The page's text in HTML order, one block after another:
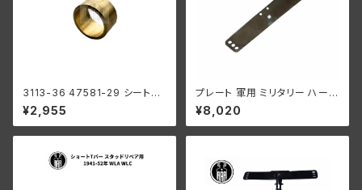
3113-36 47581-29 シートポ
スト ブッシング フレーム側 ハー
レーダビッドソン 1929-73年 D
L RL WL G 全年式
¥2,955
プレート 軍用 ミリタリー ハーレ
ー 1942-52年 軍用ショートT
バー用
¥8,020